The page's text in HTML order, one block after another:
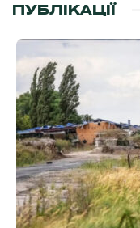
ПУБЛІКАЦІЇ